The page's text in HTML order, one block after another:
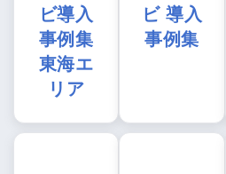
ビ導入
事例集
東海エ
リア
ビ 導入
事例集